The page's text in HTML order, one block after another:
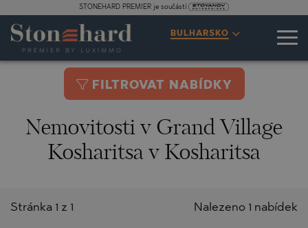
STONEHARD PREMIER je součástí
BULHARSKO
FILTROVAT NABÍDKY
Nemovitosti v Grand Village
Kosharitsa v Kosharitsa
Nalezeno 1 nabídek
Stránka 1 z 1